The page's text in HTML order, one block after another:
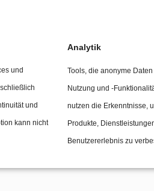
innerhalb meines
Zielgruppen? Dieser
und
und
kann nicht
Analytik
Tools, die anonyme
Nutzung und -
nutzen die Erkenntnisse,
Produkte,
Benutzererlebnis zu